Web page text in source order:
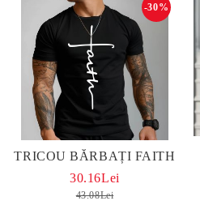
TRICOU BĂRBAȚI FAITH
-30%
30.16Lei
43.08Lei